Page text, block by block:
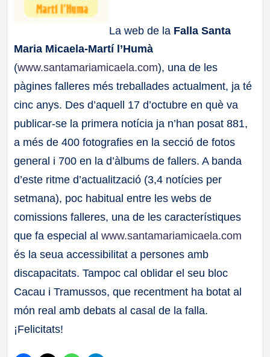
La web de la Falla Santa
Maria Micaela-Martí l’Humà
(www.santamariamicaela.com), una de les
pàgines falleres més treballades actualment, ja té
cinc anys. Des d’aquell 17 d’octubre en què va
publicar-se la primera notícia ja n’han posat 881,
a més de 400 fotografies en la secció de fotos
general i 700 en la d’àlbums de fallers. A banda
d’este ritme d’actualització (3,4 notícies per
setmana), poc habitual entre les webs de
comissions falleres, una de les característiques
que fa especial alwww.santamariamicaela.com
és la seua accessibilitat a persones amb
discapacitats. Tampoc cal oblidar el seu bloc
Cacau i Tramussos, que recentment ha botat al
món real amb debats al casal de la falla.
¡Felicitats!